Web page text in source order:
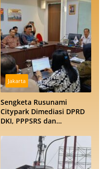
Jakarta
Sengketa Rusunami
Citypark Dimediasi DPRD
DKI, PPPSRS dan
Peluang Damai